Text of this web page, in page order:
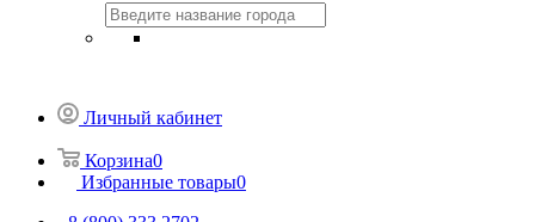
Личный кабинет
Корзина0
Избранные товары0